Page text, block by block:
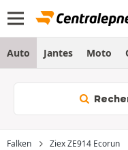
Auto Jantes Moto
Falken Ziex ZE914 Ecorun